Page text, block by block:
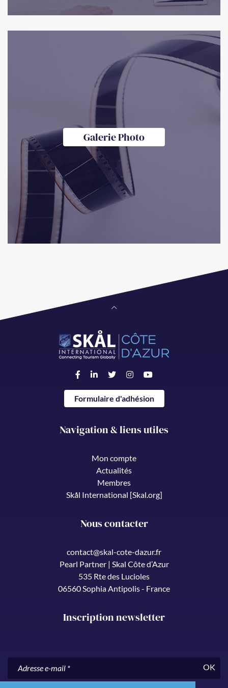
Galerie Photo
Formulaire d'adhésion
Navigation & liens utiles
Mon compte
Actualités
Membres
Skål International [Skal.org]
Nous contacter
contact@skal-cote-dazur.fr
Pearl Partner | Skal Côte d’Azur
535 Rte des Lucioles
06560 Sophia Antipolis - France
Inscription newsletter
OK